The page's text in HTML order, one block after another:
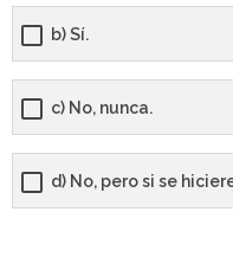
b) Sí.
c) No, nunca.
d) No, pero si se